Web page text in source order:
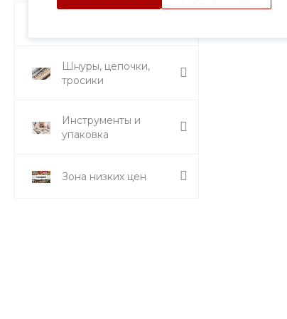
Шнуры, цепочки,
тросики
Инструменты и
упаковка
Зона низких цен